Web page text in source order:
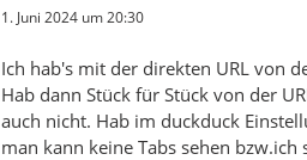
1. Juni 2024 um 20:30
Ich hab's mit der direkten URL von
Hab dann Stück für Stück von der
auch nicht. Hab im duckduck
man kann keine Tabs sehen bzw.ich